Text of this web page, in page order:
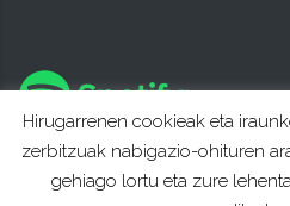
Hirugarrenen cookieak eta
zerbitzuak nabigazio-ohituren
gehiago lortu eta zure